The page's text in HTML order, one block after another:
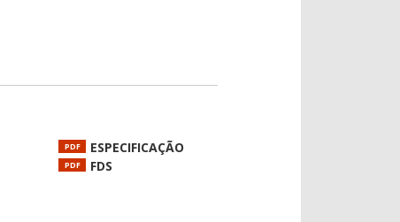
PDF ESPECIFICAÇÃO
PDF FDS